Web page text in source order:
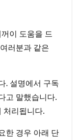
이 도움을 드
러분과 같은
. 설명에서 구독
고 말했습니다.
처리됩니다.
한 경우 아래 단